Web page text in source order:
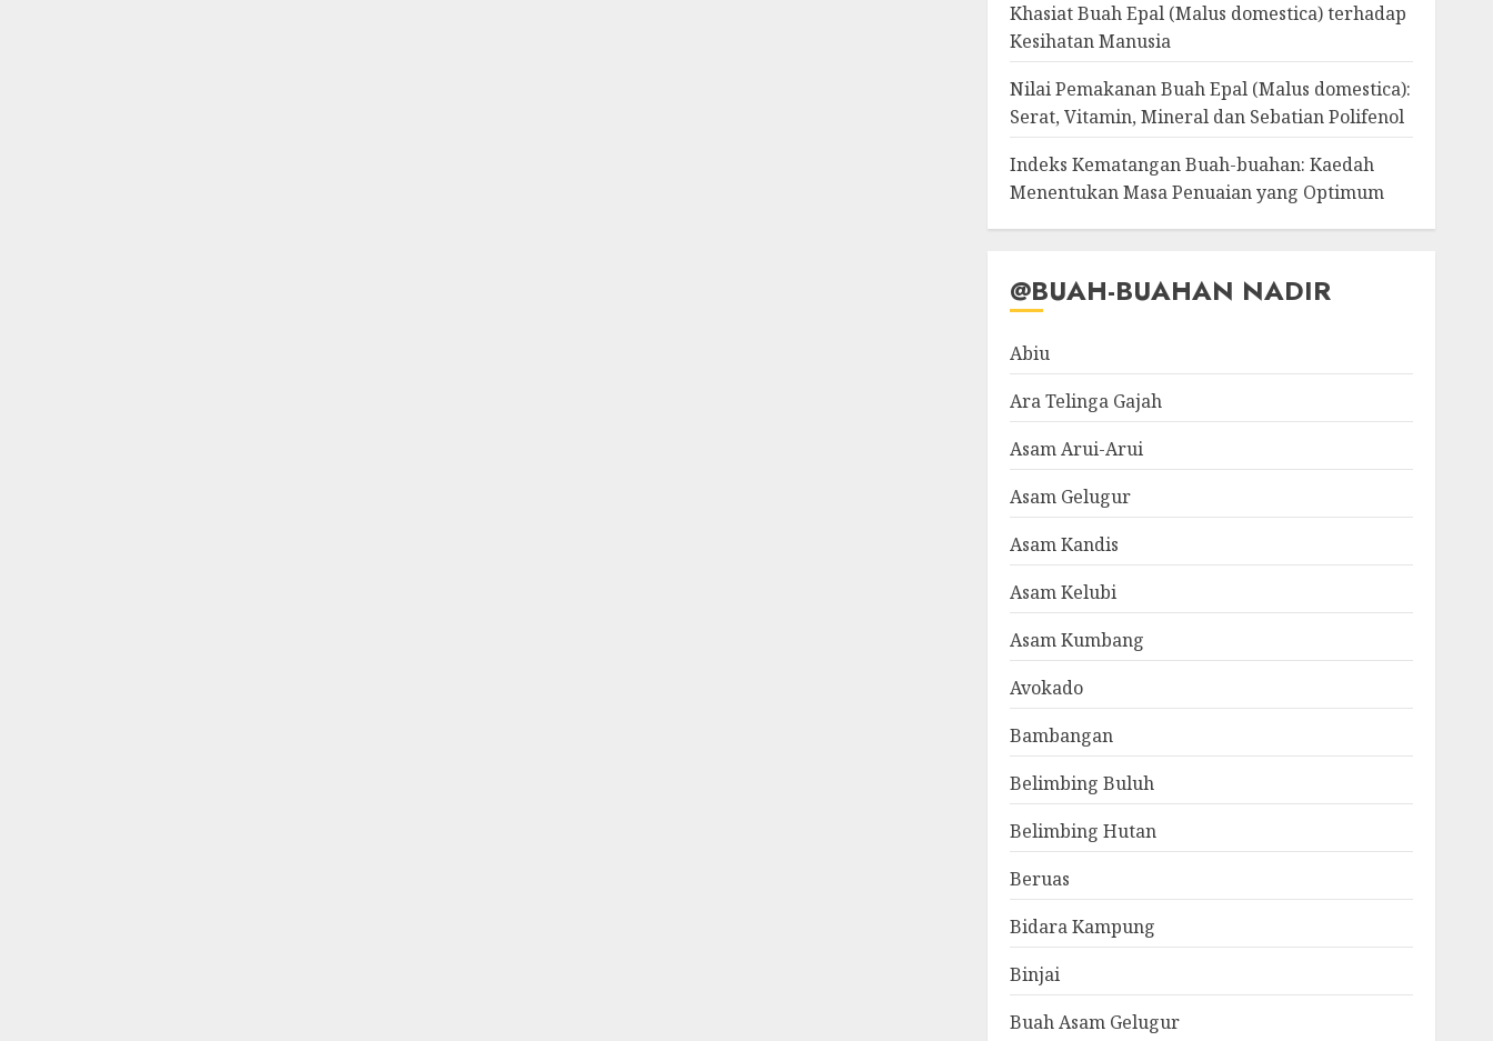
Khasiat Buah Epal (Malus domestica) terhadap
Kesihatan Manusia
Nilai Pemakanan Buah Epal (Malus domestica):
Serat, Vitamin, Mineral dan Sebatian Polifenol
Indeks Kematangan Buah-buahan: Kaedah
Menentukan Masa Penuaian yang Optimum
@BUAH-BUAHAN NADIR
Abiu
Ara Telinga Gajah
Asam Arui-Arui
Asam Gelugur
Asam Kandis
Asam Kelubi
Asam Kumbang
Avokado
Bambangan
Belimbing Buluh
Belimbing Hutan
Beruas
Bidara Kampung
Binjai
Buah Asam Gelugur